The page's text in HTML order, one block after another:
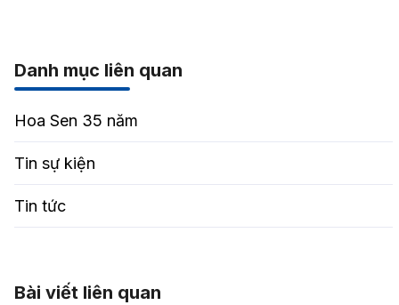
Danh mục liên quan
Hoa Sen 35 năm
Tin sự kiện
Tin tức
Bài viết liên quan